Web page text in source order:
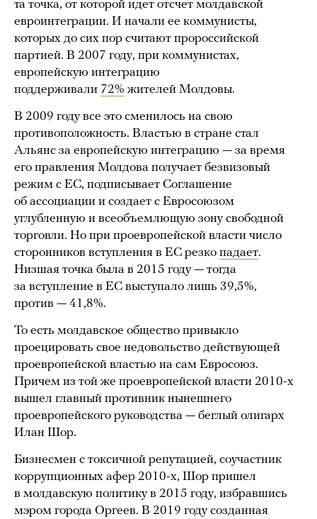
та точка, от которой идет отсчет молдавской
евроинтеграции. И начали ее коммунисты,
которых до сих пор считают пророссийской
партией. В 2007 году, при коммунистах,
европейскую интеграцию
поддерживали 72% жителей Молдовы.
В 2009 году все это сменилось на свою
противоположность. Властью в стране стал
Альянс за европейскую интеграцию — за время
его правления Молдова получает безвизовый
режим с ЕС, подписывает Соглашение
об ассоциации и создает с Евросоюзом
углубленную и всеобъемлющую зону свободной
торговли. Но при проевропейской власти число
сторонников вступления в ЕС резко падает.
Низшая точка была в 2015 году — тогда
за вступление в ЕС выступало лишь 39,5%,
против — 41,8%.
То есть молдавское общество привыкло
проецировать свое недовольство действующей
проевропейской властью на сам Евросоюз.
Причем из той же проевропейской власти 2010-х
вышел главный противник нынешнего
проевропейского руководства — беглый олигарх
Илан Шор.
Бизнесмен с токсичной репутацией, соучастник
коррупционных афер 2010-х, Шор пришел
в молдавскую политику в 2015 году, избравшись
мэром города Оргеев. В 2019 году созданная